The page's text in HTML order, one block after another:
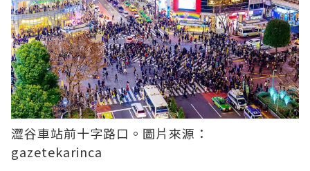
澀谷車站前十字路口。圖片來源：
gazetekarinca